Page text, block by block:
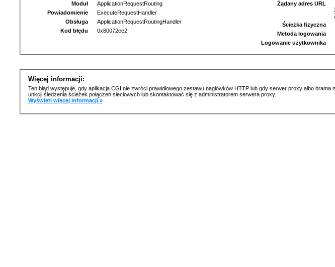
Moduł
ApplicationRequestRouting
Powiadomienie
ExecuteRequestHandler
Obsługa
ApplicationRequestRoutingHandler
Kod błędu
0x80072ee2
Żądany adres URL
Ścieżka fizyczna
Metoda logowania
Logowanie użytkownika
Więcej informacji:
Ten błąd występuje, gdy aplikacja CGI nie zwróci prawidłowego zestawu nagłówków HTTP lub gdy serwer proxy albo
unkcji śledzenia ścieżek połączeń sieciowych lub skontaktować się z administratorem serwera proxy.
Wyświetl więcej informacji »